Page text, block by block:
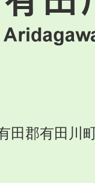
田郡有田川